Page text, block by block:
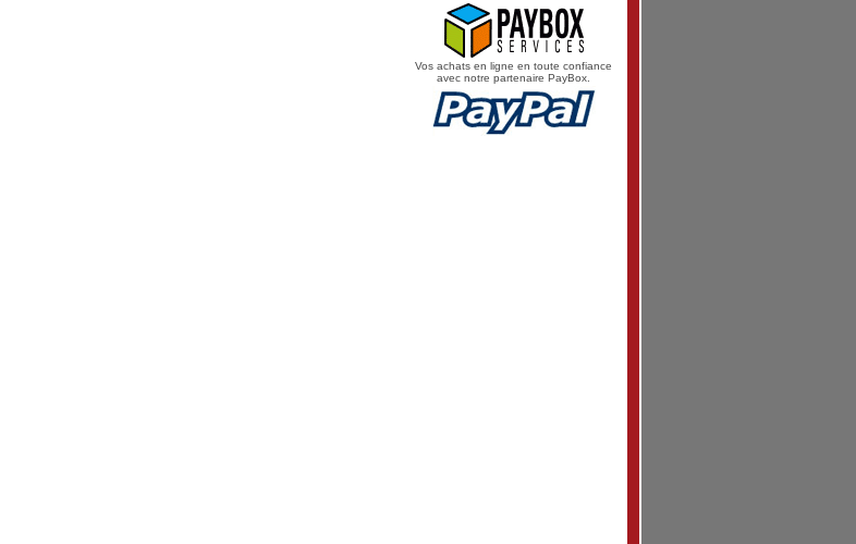
Vos achats en ligne en toute confiance
avec notre partenaire PayBox.